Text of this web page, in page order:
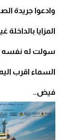
وادعوا جريدة
المزايا
سولت له نفسه
السماء اقرب
فيض..